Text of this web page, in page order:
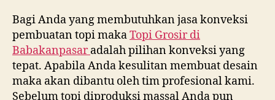
Bagi Anda yang membutuhkan jasa konveksi
pembuatan topi makaTopi Grosir di
Babakanpasar adalah pilihan konveksi yang
tepat. Apabila Anda kesulitan membuat desain
maka akan dibantu oleh tim profesional kami.
Sebelum topi diproduksi massal Anda pun